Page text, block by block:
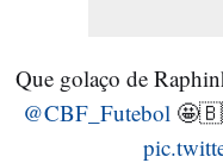
Que golaço de
@CBF_Futebol